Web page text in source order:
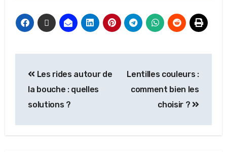
Les rides autour de
la bouche : quelles
solutions ?
Lentilles couleurs :
comment bien les
choisir ?